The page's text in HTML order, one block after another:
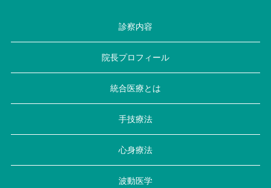
診察内容
院長プロフィール
統合医療とは
手技療法
心身療法
波動医学